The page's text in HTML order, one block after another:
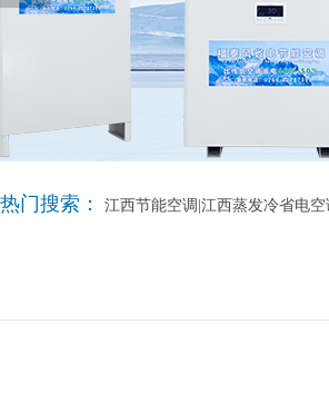
热门搜索： 江西节能空调|江西蒸发冷省电